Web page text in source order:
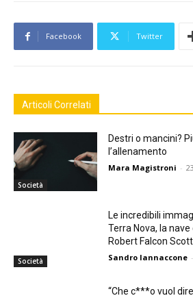
Facebook Twitter
Articoli Correlati
Società
Destri o mancini?
l’allenamento
Mara Magistroni -
Società
Le incredibili
Terra Nova, la
Robert Falcon Scott
Sandro Iannaccone -
“Che c***o vuol